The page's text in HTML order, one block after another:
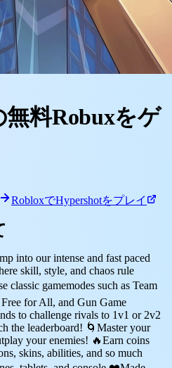
無料Robuxをゲ
RobloxでHypershotをプレイ
into our intense and fast paced
skill, style, and chaos rule
classic gamemodes such as Team
for All, and Gun Game
to challenge rivals to 1v1 or 2v2
the leaderboard! 🌀Master your
your enemies! 🔥Earn coins
skins, abilities, and so much